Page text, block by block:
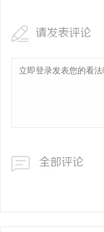
请发表评论
全部评论